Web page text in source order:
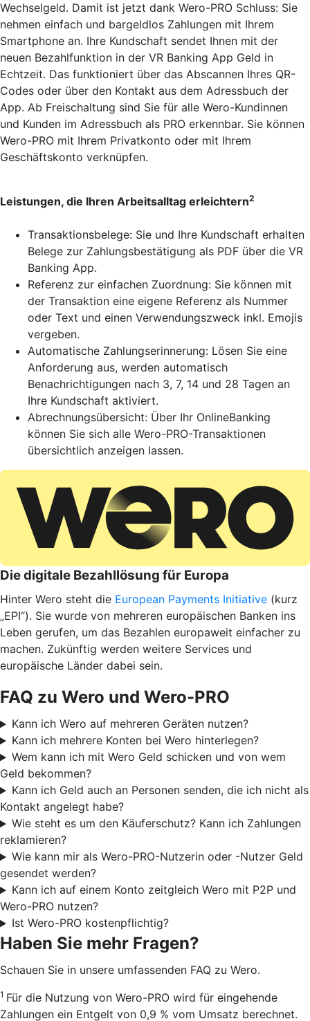
Wechselgeld. Damit ist jetzt dank Wero-PRO Schluss: Sie
nehmen einfach und bargeldlos Zahlungen mit Ihrem
Smartphone an. Ihre Kundschaft sendet Ihnen mit der
neuen Bezahlfunktion in der VR Banking App Geld in
Echtzeit. Das funktioniert über das Abscannen Ihres QR-
Codes oder über den Kontakt aus dem Adressbuch der
App. Ab Freischaltung sind Sie für alle Wero-Kundinnen
und Kunden im Adressbuch als PRO erkennbar. Sie können
Wero-PRO mit Ihrem Privatkonto oder mit Ihrem
Geschäftskonto verknüpfen.
Leistungen, die Ihren Arbeitsalltag erleichtern2
Transaktionsbelege: Sie und Ihre Kundschaft erhalten
Belege zur Zahlungsbestätigung als PDF über die VR
Banking App.
Referenz zur einfachen Zuordnung: Sie können mit
der Transaktion eine eigene Referenz als Nummer
oder Text und einen Verwendungszweck inkl. Emojis
vergeben.
Automatische Zahlungserinnerung: Lösen Sie eine
Anforderung aus, werden automatisch
Benachrichtigungen nach 3, 7, 14 und 28 Tagen an
Ihre Kundschaft aktiviert.
Abrechnungsübersicht: Über Ihr OnlineBanking
können Sie sich alle Wero-PRO-Transaktionen
übersichtlich anzeigen lassen.
Die digitale Bezahllösung für Europa
Hinter Wero steht die European Payments Initiative (kurz
„EPI“). Sie wurde von mehreren europäischen Banken ins
Leben gerufen, um das Bezahlen europaweit einfacher zu
machen. Zukünftig werden weitere Services und
europäische Länder dabei sein.
FAQ zu Wero und Wero-PRO
Kann ich Wero auf mehreren Geräten nutzen?
Kann ich mehrere Konten bei Wero hinterlegen?
Wem kann ich mit Wero Geld schicken und von wem
Geld bekommen?
Kann ich Geld auch an Personen senden, die ich nicht als
Kontakt angelegt habe?
Wie steht es um den Käuferschutz? Kann ich Zahlungen
reklamieren?
Wie kann mir als Wero-PRO-Nutzerin oder -Nutzer Geld
gesendet werden?
Kann ich auf einem Konto zeitgleich Wero mit P2P und
Wero-PRO nutzen?
Ist Wero-PRO kostenpflichtig?
Haben Sie mehr Fragen?
Schauen Sie in unsere umfassenden FAQ zu Wero.
1 Für die Nutzung von Wero-PRO wird für eingehende
Zahlungen ein Entgelt von 0,9 % vom Umsatz berechnet.